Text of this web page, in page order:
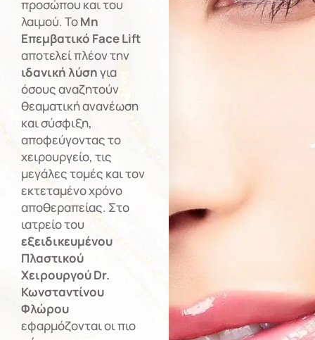
προσώπου και του
λαιμού. ΤοΜη
Επεμβατικό Face Lift
αποτελεί πλέον την
ιδανική λύσηγια
όσους αναζητούν
θεαματική ανανέωση
και σύσφιξη,
αποφεύγοντας το
χειρουργείο, τις
μεγάλες τομές και τον
εκτεταμένο χρόνο
αποθεραπείας. Στο
ιατρείο του
εξειδικευμένου
Πλαστικού
ΧειρουργούDr.
Κωνσταντίνου
Φλώρου
εφαρμόζονται οι πιο